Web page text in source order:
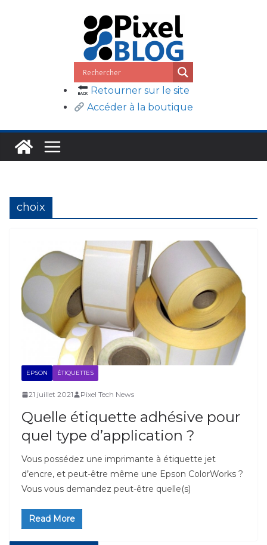
Retourner sur le site
Accéder à la boutique
choix
EPSON ÉTIQUETTES
21 juillet 2021 Pixel Tech News
Quelle étiquette adhésive pour
quel type d’application ?
Vous possédez une imprimante à étiquette jet
d’encre, et peut-être même une Epson ColorWorks ?
Vous vous demandez peut-être quelle(s)
Read More